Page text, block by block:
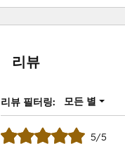
리뷰
리뷰 필터링: 모든 별
5/5